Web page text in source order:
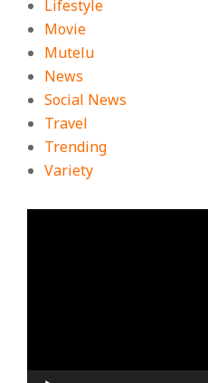
Lifestyle
Movie
Mutelu
News
Social News
Travel
Trending
Variety